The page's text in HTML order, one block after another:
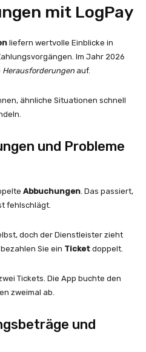
mit LogPay
liefern wertvolle Einblicke in
Im Jahr 2026
Herausforderungen auf.
ähnliche Situationen schnell
und Probleme
Abbuchungen. Das passiert,
fehlschlägt.
doch der Dienstleister zieht
Sie ein Ticket doppelt.
Tickets. Die App buchte den
zweimal ab.
und